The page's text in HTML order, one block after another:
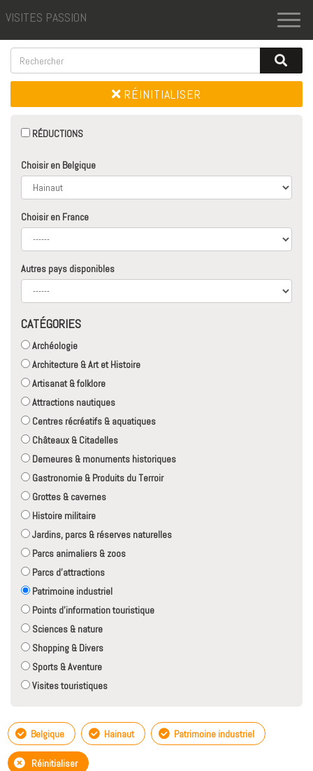
VISITES PASSION
RÉINITIALISER
RÉDUCTIONS
Choisir en Belgique
Choisir en France
Autres pays disponibles
CATÉGORIES
Archéologie
Architecture & Art et Histoire
Artisanat & folklore
Attractions nautiques
Centres récréatifs & aquatiques
Châteaux & Citadelles
Demeures & monuments historiques
Gastronomie & Produits du Terroir
Grottes & cavernes
Histoire militaire
Jardins, parcs & réserves naturelles
Parcs animaliers & zoos
Parcs d'attractions
Patrimoine industriel
Points d'information touristique
Sciences & nature
Shopping & Divers
Sports & Aventure
Visites touristiques
Belgique Hainaut Patrimoine industriel
Réinitialiser